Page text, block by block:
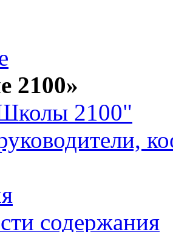
2100»
2100"
содержания